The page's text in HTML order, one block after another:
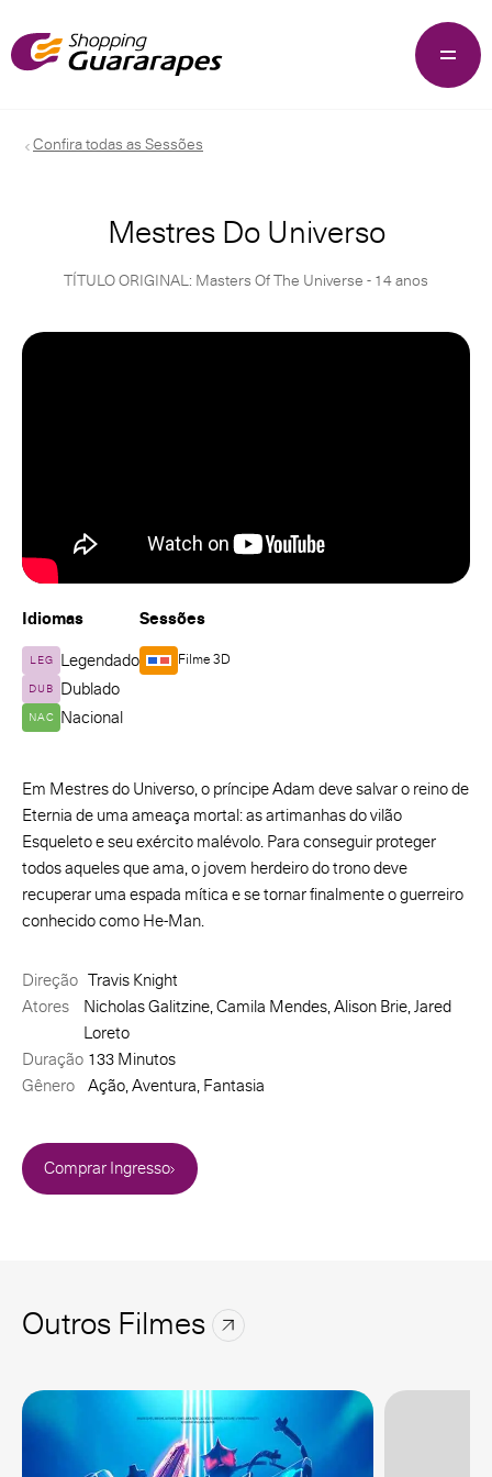
Confira todas as Sessões
Mestres Do Universo
TÍTULO ORIGINAL: Masters Of The Universe - 14 anos
Idiomas
LEG Legendado
DUB Dublado
NAC Nacional
Sessões
Filme 3D
Em Mestres do Universo, o príncipe Adam deve salvar o reino de
Eternia de uma ameaça mortal: as artimanhas do vilão
Esqueleto e seu exército malévolo. Para conseguir proteger
todos aqueles que ama, o jovem herdeiro do trono deve
recuperar uma espada mítica e se tornar finalmente o guerreiro
conhecido como He-Man.
Direção Travis Knight
Atores
Nicholas Galitzine, Camila Mendes, Alison Brie, Jared
Loreto
Duração 133 Minutos
Gênero
Ação, Aventura, Fantasia
Comprar Ingresso
Outros Filmes